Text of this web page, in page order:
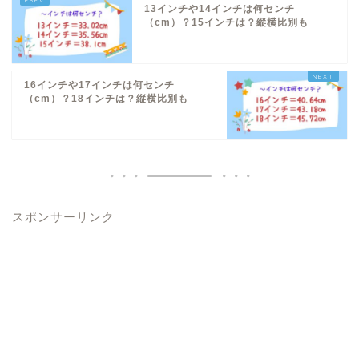
13インチや14インチは何センチ
（cm）？15インチは？縦横比別も
16インチや17インチは何センチ
（cm）？18インチは？縦横比別も
スポンサーリンク